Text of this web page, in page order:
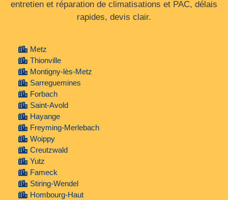
entretien et réparation de climatisations et PAC, délais
rapides, devis clair.
Metz
Thionville
Montigny-lès-Metz
Sarreguemines
Forbach
Saint-Avold
Hayange
Freyming-Merlebach
Woippy
Creutzwald
Yutz
Fameck
Stiring-Wendel
Hombourg-Haut